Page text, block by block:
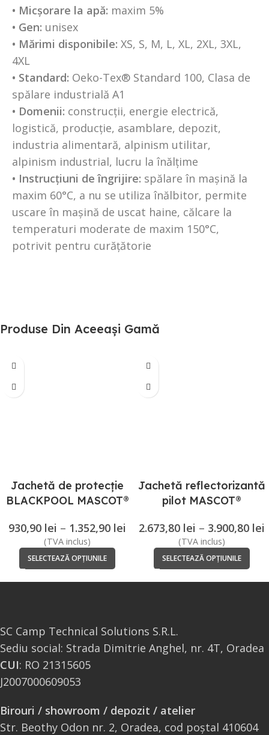
• Micșorare la apă: maxim 5%
• Gen: unisex
• Mărimi disponibile: XS, S, M, L, XL, 2XL, 3XL,
4XL
• Standard: Oeko-Tex® Standard 100, Clasa de
spălare industrială A1
• Domenii: construcții, energie electrică,
logistică, producție, asamblare, depozit,
industria alimentară, alpinism utilitar,
alpinism industrial, lucru la înălțime
• Instrucțiuni de îngrijire: spălare în mașină la
maxim 60°C, a nu se utiliza înălbitor, permite
uscare în mașină de uscat haine, călcare la
temperaturi moderate de maxim 150°C,
potrivit pentru curățătorie
Produse Din Aceeași Gamă
Jachetă de protecție
BLACKPOOL MASCOT®
930,90 lei – 1.352,90 lei
(TVA inclus)
SELECTEAZĂ OPȚIUNILE
Jachetă reflectorizantă
pilot MASCOT®
2.673,80 lei – 3.900,80 lei
(TVA inclus)
SELECTEAZĂ OPȚIUNILE
SC Camp Technical Solutions S.R.L.
Sediu social: Strada Dimitrie Anghel, nr. 4T, Oradea
CUI: RO 21315605
J2007000609053
Birouri / showroom / depozit / atelier
Str. Beothy Odon nr. 2, Oradea, cod poștal 410604